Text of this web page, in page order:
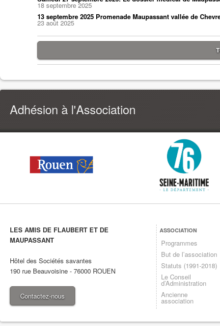
18 septembre 2025
13 septembre 2025 Promenade Maupassant vallée de
23 août 2025
Adhésion à l'Association
LES AMIS DE FLAUBERT ET DE
MAUPASSANT
Hôtel des Sociétés savantes
190 rue Beauvoisine - 76000 ROUEN
Contactez-nous
ASSOCIATION
Programmes
But de l’association
Statuts (1991-2018)
Le Conseil
d’Administration
Ancienne
association